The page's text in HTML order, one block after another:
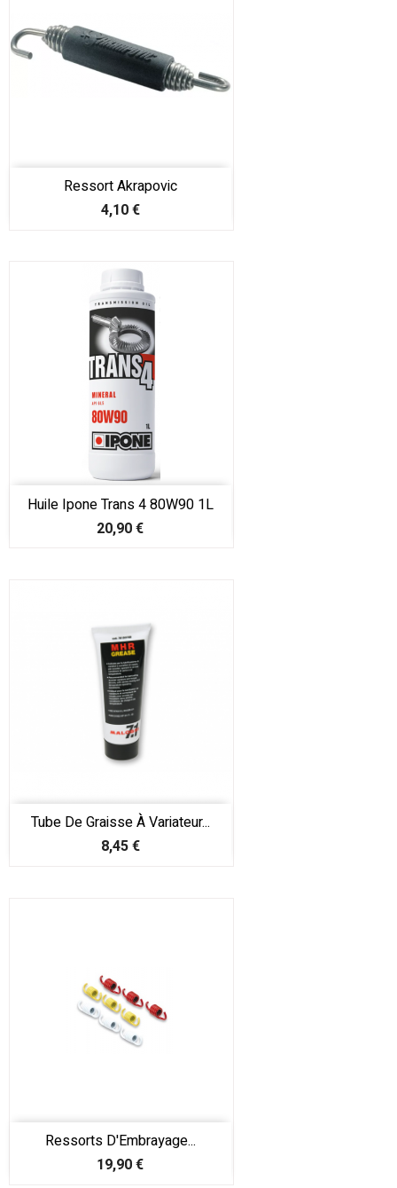
Ressort Akrapovic
Prix
4,10 €
Huile Ipone Trans 4 80W90 1L
Prix
20,90 €
Tube De Graisse À Variateur...
Prix
8,45 €
Ressorts D'Embrayage...
Prix
19,90 €